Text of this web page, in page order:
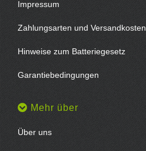
Impressum
Zahlungsarten und Versandkosten
Hinweise zum Batteriegesetz
Garantiebedingungen
Mehr über
Über uns